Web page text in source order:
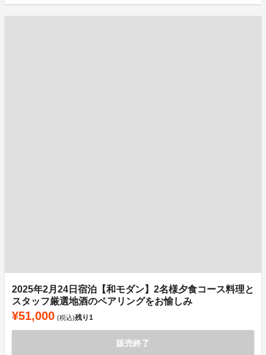
2025年2月24日宿泊【和モダン】2名様夕食コース料理と
スタッフ厳選地酒のペアリングをお愉しみ
¥51,000 (税込)残り1
販売終了